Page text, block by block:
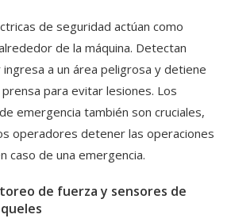
de seguridad actúan como
de la máquina. Detectan
a un área peligrosa y detiene
para evitar lesiones. Los
emergencia también son cruciales,
operadores detener las operaciones
caso de una emergencia.
de fuerza y ​​sensores de